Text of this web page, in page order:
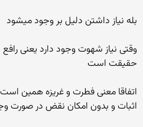
بله نیاز داشتن دلیل بر وجود میشود
وقتی نیاز شهوت وجود دارد یعنی
حقیقت است
اتفاقا معنی فطرت و غریزه همین است
اثبات و بدون امکان نقض در صورت